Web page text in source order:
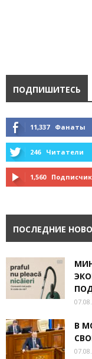
ПОДПИШИТЕСЬ
11,337 Фанаты
246 Читатели
1,560
ПОСЛЕДНИЕ
В